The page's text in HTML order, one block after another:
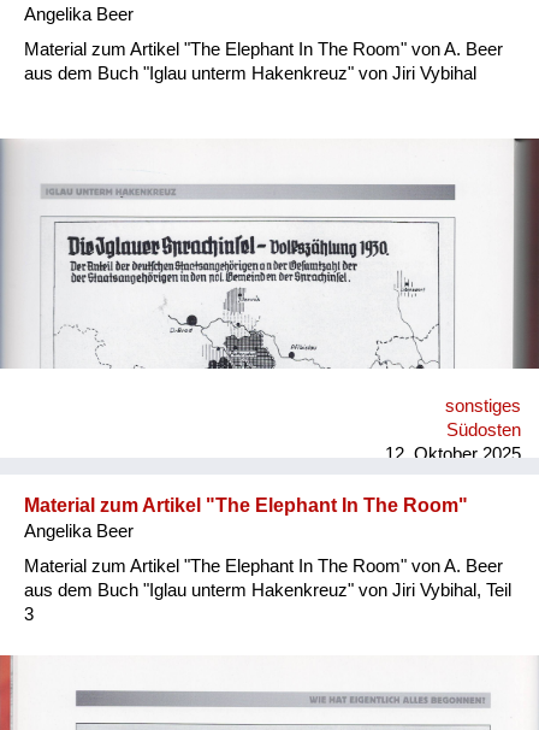
Angelika Beer
Material zum Artikel "The Elephant In The Room" von A. Beer
aus dem Buch "Iglau unterm Hakenkreuz" von Jiri Vybihal
sonstiges
Südosten
12. Oktober 2025
Material zum Artikel "The Elephant In The Room"
Angelika Beer
Material zum Artikel "The Elephant In The Room" von A. Beer
aus dem Buch "Iglau unterm Hakenkreuz" von Jiri Vybihal, Teil
3